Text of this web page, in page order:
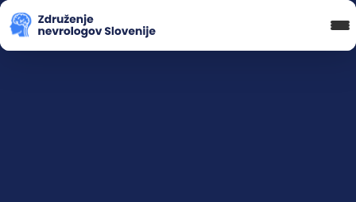
Blog in novice
Koledar Dogodkov